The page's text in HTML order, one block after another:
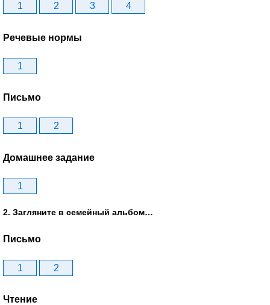
1 2 3 4
Речевые нормы
1
Письмо
1 2
Домашнее задание
1
2. Загляните в семейный альбом…
Письмо
1 2
Чтение